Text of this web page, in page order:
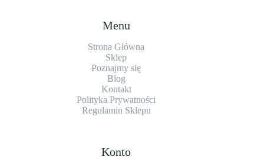
Menu
Strona Główna
Sklep
Poznajmy się
Blog
Kontakt
Polityka Prywatności
Regulamin Sklepu
Konto